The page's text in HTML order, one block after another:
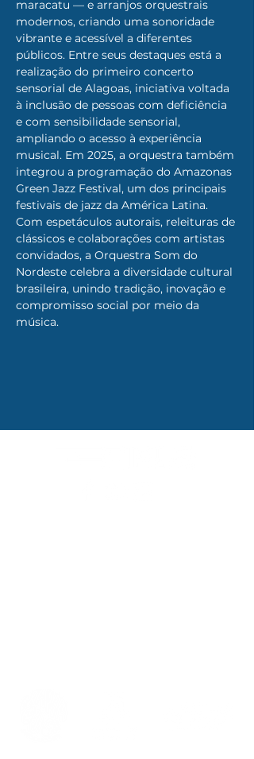
maracatu — e arranjos orquestrais
modernos, criando uma sonoridade
vibrante e acessível a diferentes
públicos. Entre seus destaques está a
realização do primeiro concerto
sensorial de Alagoas, iniciativa voltada
à inclusão de pessoas com deficiência
e com sensibilidade sensorial,
ampliando o acesso à experiência
musical. Em 2025, a orquestra também
integrou a programação do Amazonas
Green Jazz Festival, um dos principais
festivais de jazz da América Latina.
Com espetáculos autorais, releituras de
clássicos e colaborações com artistas
convidados, a Orquestra Som do
Nordeste celebra a diversidade cultural
brasileira, unindo tradição, inovação e
compromisso social por meio da
música.